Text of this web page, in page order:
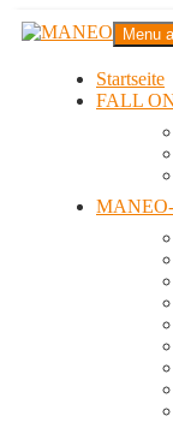
Zum
InhaltMANEO
Das schwule Anti-
Menu
Startseite
FALL